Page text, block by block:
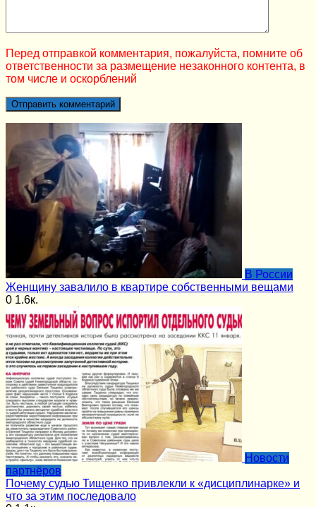
Перед отправкой комментария, пожалуйста, помните об
ответственности за размещение незаконного контента, в
том числе и оскорблений
В России
Женщину завалило в квартире собственными вещами
0 1.6к.
Новости
партнёров
Почему судью Тищенко привлекли к «дисциплинарке» и
что за этим последовало